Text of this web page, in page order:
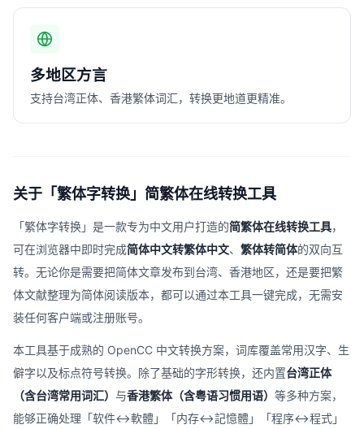
多地区方言
支持台湾正体、香港繁体词汇，转换更地道更精准。
关于「繁体字转换」简繁体在线转换工具
「繁体字转换」是一款专为中文用户打造的简繁体在线转换工具，
可在浏览器中即时完成简体中文转繁体中文、 繁体转简体的双向互
转。无论你是需要把简体文章发布到台湾、香港地区，还是要把繁
体文献整理为简体阅读版本，都可以通过本工具一键完成，无需安
装任何客户端或注册账号。
本工具基于成熟的 OpenCC 中文转换方案，词库覆盖常用汉字、生
僻字以及标点符号转换。除了基础的字形转换，还内置台湾正体
（含台湾常用词汇） 与香港繁体（含粤语习惯用语） 等多种方案，
能够正确处理「软件↔軟體」「内存↔記憶體」「程序↔程式」